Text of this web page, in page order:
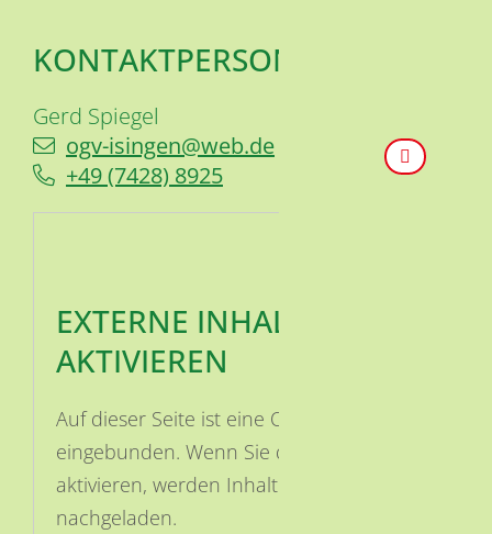
KONTAKTPERSON
Gerd Spiegel
ogv-isingen@web.de
+49 (7428) 8925
EXTERNE INHALTE
AKTIVIEREN
Auf dieser Seite ist eine OSM Karte
eingebunden. Wenn Sie die Karte
aktivieren, werden Inhalte von OSM
nachgeladen.